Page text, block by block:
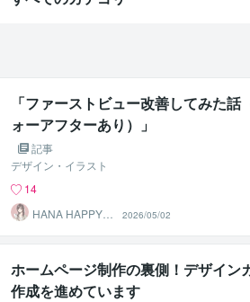
「ファーストビュー改善してみた話
ォーアフターあり）」
記事
デザイン・イラスト
14
HANA HAPPY 8
2026/05/02
ホームページ制作の裏側！デザイン
作成を進めています